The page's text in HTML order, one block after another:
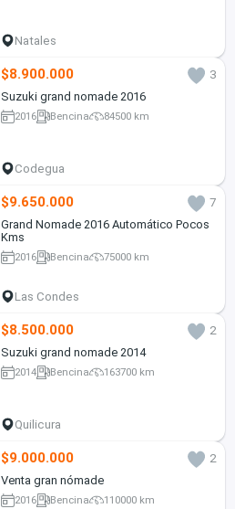
Natales
$8.900.000
3
Suzuki grand nomade 2016
2016 Bencina 84500 km
Codegua
$9.650.000
7
Grand Nomade 2016 Automático Pocos
Kms
2016 Bencina 75000 km
Las Condes
$8.500.000
2
Suzuki grand nomade 2014
2014 Bencina 163700 km
Quilicura
$9.000.000
2
Venta gran nómade
2016 Bencina 110000 km